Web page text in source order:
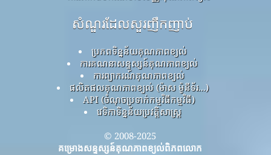
សំណួរដែលសួរញឹកញាប់
ប្រភពទិន្នន័យគុណភាពខ្យល់
ការគណនាសន្ទស្សន៍គុណភាពខ្យល់
ការព្យាករណ៍គុណភាពខ្យល់
ផលិតផលគុណភាពខ្យល់ (ម៉ាស ម៉ូនីទ័រ...)
API (ចំណុចប្រទាក់កម្មវិធីកម្មវិធី)
វេទិកាទិន្នន័យប្រវត្តិសាស្ត្រ
© 2008-2025
គម្រោងសន្ទស្សន៍គុណភាពខ្យល់ពិភពលោក